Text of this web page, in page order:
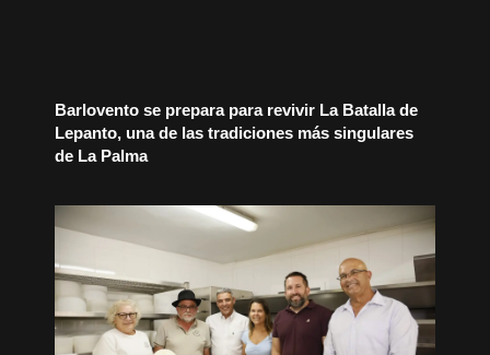
Barlovento se prepara para revivir La Batalla de
Lepanto, una de las tradiciones más singulares
de La Palma